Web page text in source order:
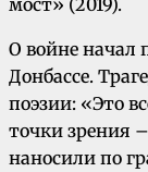
мост» (2019).
О войне начал
Донбассе.
поэзии: «Это
точки зрения
наносили по